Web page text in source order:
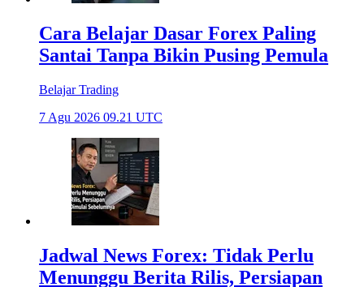
Cara Belajar Dasar Forex Paling
Santai Tanpa Bikin Pusing Pemula
Belajar Trading
7 Agu 2026 09.21 UTC
Jadwal News Forex: Tidak Perlu
Menunggu Berita Rilis, Persiapan